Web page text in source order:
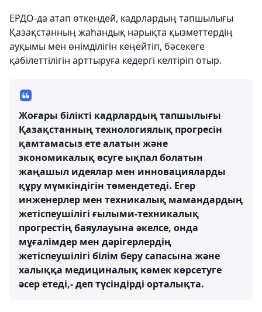
ЕРДО-да атап өткендей, кадрлардың тапшылығы
Қазақстанның жаһандық нарықта қызметтердің
ауқымы мен өнімділігін кеңейтіп, бәсекеге
қабілеттілігін арттыруға кедергі келтіріп отыр.
Жоғары білікті кадрлардың тапшылығы
Қазақстанның технологиялық прогресін
қамтамасыз ете алатын және
экономикалық өсуге ықпал болатын
жаңашыл идеялар мен инновацияларды
құру мүмкіндігін төмендетеді. Егер
инженерлер мен техникалық мамандардың
жетіспеушілігі ғылыми-техникалық
прогрестің баяулауына әкелсе, онда
мұғалімдер мен дәрігерлердің
жетіспеушілігі білім беру сапасына және
халыққа медициналық көмек көрсетуге
әсер етеді,- деп түсіндірді орталықта.